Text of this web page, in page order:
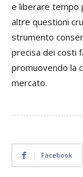
e liberare tempo
altre questioni
strumento
precisa dei costi
promuovendo la
mercato.
Facebook